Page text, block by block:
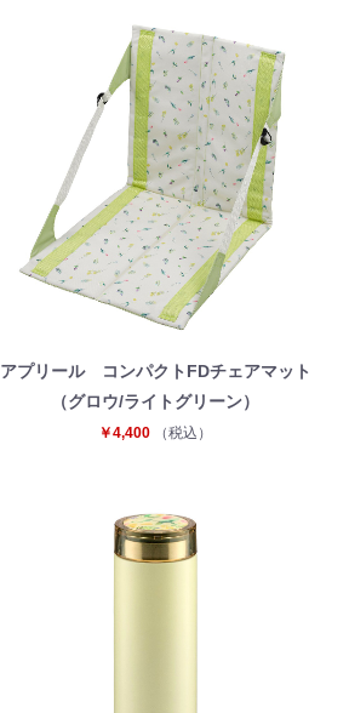
アプリール コンパクトFDチェアマット
（グロウ/ライトグリーン）
￥4,400 （税込）